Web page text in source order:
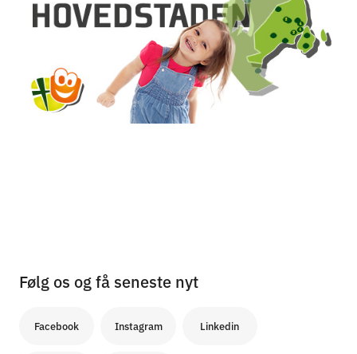
Følg os og få seneste nyt
Facebook Instagram Linkedin